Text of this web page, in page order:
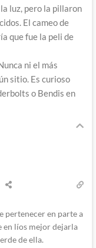
luz, pero la pillaron
El cameo de
que fue la peli de
ni el más
sitio. Es curioso
o Bendis en
pertenecer en parte a
en líos mejor dejarla
de ella.